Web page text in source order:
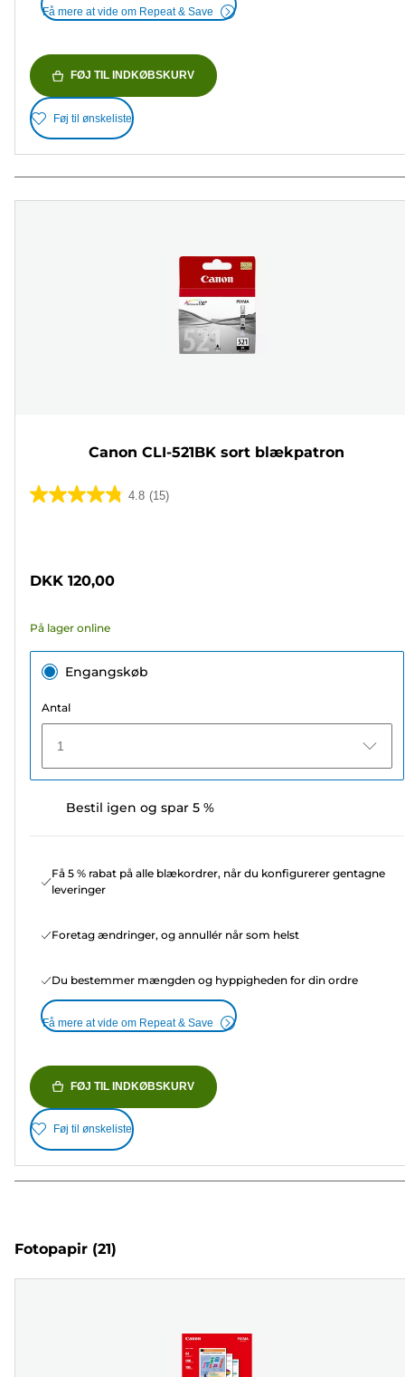
Få mere at vide om Repeat & Save
FØJ TIL INDKØBSKURV
Føj til ønskeliste
Canon CLI-521BK sort blækpatron
4.8 (15)
4.8
stjerner.
anmeldelser
DKK 120,00
På lager online
Engangskøb
Antal
1
Bestil igen og spar 5 %
Få 5 % rabat på alle blækordrer, når du konfigurerer gentagne
leveringer
Foretag ændringer, og annullér når som helst
Du bestemmer mængden og hyppigheden for din ordre
Få mere at vide om Repeat & Save
FØJ TIL INDKØBSKURV
Føj til ønskeliste
Fotopapir (21)